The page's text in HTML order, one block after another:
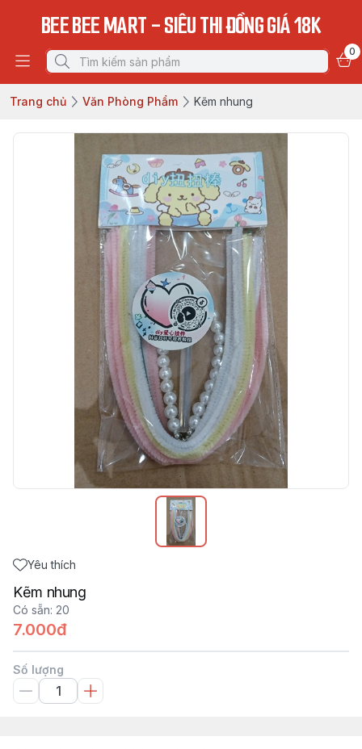
BEE BEE MART - SIÊU THI ĐỒNG GIÁ 18K
0
Trang chủ Văn Phòng Phẩm Kẽm nhung
Yêu thích
Kẽm nhung
Có sẵn: 20
7.000đ
Số lượng